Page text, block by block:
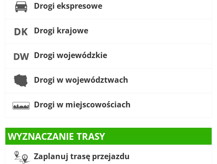
Drogi ekspresowe
Drogi krajowe
Drogi wojewódzkie
Drogi w województwach
Drogi w miejscowościach
WYZNACZANIE TRASY
Zaplanuj trasę przejazdu